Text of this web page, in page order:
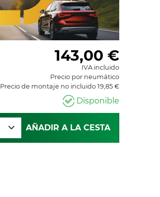
143,00 €
IVA incluido
Precio por neumático
Precio de montaje no incluido 19,85 €
Disponible
AÑADIR A LA CESTA